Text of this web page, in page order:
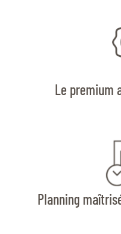
Le premium
Planning